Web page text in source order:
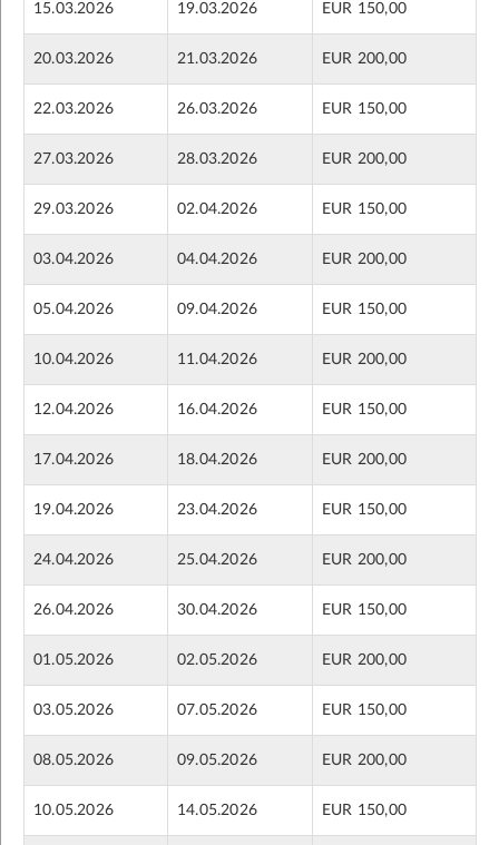
15.03.2026 19.03.2026 EUR 150,00
20.03.2026 21.03.2026 EUR 200,00
22.03.2026 26.03.2026 EUR 150,00
27.03.2026 28.03.2026 EUR 200,00
29.03.2026 02.04.2026 EUR 150,00
03.04.2026 04.04.2026 EUR 200,00
05.04.2026 09.04.2026 EUR 150,00
10.04.2026 11.04.2026 EUR 200,00
12.04.2026 16.04.2026 EUR 150,00
17.04.2026 18.04.2026 EUR 200,00
19.04.2026 23.04.2026 EUR 150,00
24.04.2026 25.04.2026 EUR 200,00
26.04.2026 30.04.2026 EUR 150,00
01.05.2026 02.05.2026 EUR 200,00
03.05.2026 07.05.2026 EUR 150,00
08.05.2026 09.05.2026 EUR 200,00
10.05.2026 14.05.2026 EUR 150,00